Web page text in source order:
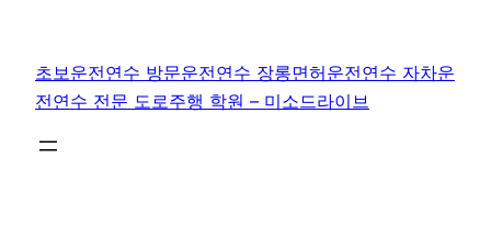
초보운전연수 방문운전연수 장롱면허운전연수 자차운
전연수 전문 도로주행 학원 – 미소드라이브